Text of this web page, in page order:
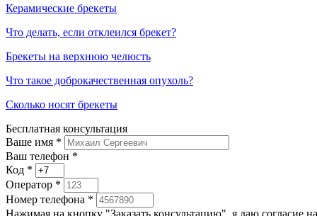
Керамические брекеты
Что делать, если отклеился брекет?
Брекеты на верхнюю челюсть
Что такое доброкачественная опухоль?
Сколько носят брекеты
Бесплатная консультация
Ваше имя *
Ваш телефон *
Код *
Оператор *
Номер телефона *
Нажимая на кнопку "Заказать консультацию", я даю согласие